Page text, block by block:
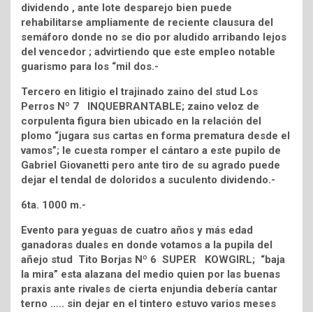
dividendo , ante lote desparejo bien puede
rehabilitarse ampliamente de reciente clausura del
semáforo donde no se dio por aludido arribando lejos
del vencedor ; advirtiendo que este empleo notable
guarismo para los “mil dos.-
Tercero en litigio el trajinado zaino del stud Los
Perros Nº 7 INQUEBRANTABLE; zaino veloz de
corpulenta figura bien ubicado en la relación del
plomo “jugara sus cartas en forma prematura desde el
vamos”; le cuesta romper el cántaro a este pupilo de
Gabriel Giovanetti pero ante tiro de su agrado puede
dejar el tendal de doloridos a suculento dividendo.-
6ta. 1000 m.-
Evento para yeguas de cuatro años y más edad
ganadoras duales en donde votamos a la pupila del
añejo stud Tito Borjas Nº 6 SUPER KOWGIRL; “baja
la mira” esta alazana del medio quien por las buenas
praxis ante rivales de cierta enjundia debería cantar
terno ….. sin dejar en el tintero estuvo varios meses